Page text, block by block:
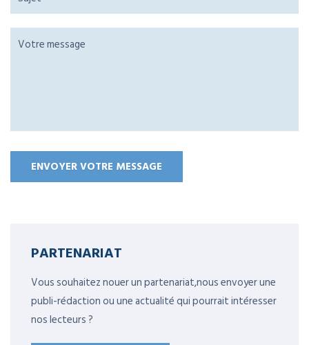
PARTENARIAT
Vous souhaitez nouer un partenariat,nous envoyer une
publi-rédaction ou une actualité qui pourrait intéresser
nos lecteurs ?